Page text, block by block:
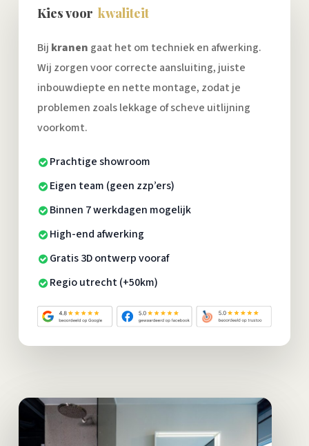
Kies voor kwaliteit
Bij kranen gaat het om techniek en afwerking.
Wij zorgen voor correcte aansluiting, juiste
inbouwdiepte en nette montage, zodat je
problemen zoals lekkage of scheve uitlijning
voorkomt.
Prachtige showroom
Eigen team (geen zzp’ers)
Binnen 7 werkdagen mogelijk
High-end afwerking
Gratis 3D ontwerp vooraf
Regio utrecht (+50km)